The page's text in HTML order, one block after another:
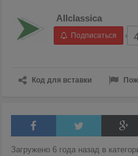
Allclassica
Подписаться
Код для вставки
Загружено 6 года назад в